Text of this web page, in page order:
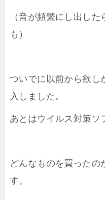
（音が頻繁にし出し
も）
ついでに以前から欲し
入しました。
あとはウイルス対策ソ
どんなものを買ったの
す。